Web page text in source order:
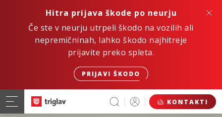
Hitra prijava škode po neurju
Če ste v neurju utrpeli škodo na vozilih ali
nepremičninah, lahko škodo najhitreje
prijavite preko spleta.
PRIJAVI ŠKODO
KONTAKTI